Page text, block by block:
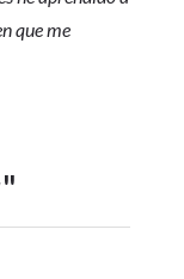
que me
"